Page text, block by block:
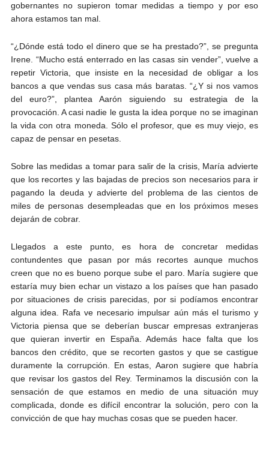
gobernantes no supieron tomar medidas a tiempo y por eso
ahora estamos tan mal.
“¿Dónde está todo el dinero que se ha prestado?”, se pregunta
Irene. “Mucho está enterrado en las casas sin vender”, vuelve a
repetir Victoria, que insiste en la necesidad de obligar a los
bancos a que vendas sus casa más baratas. “¿Y si nos vamos
del euro?”, plantea Aarón siguiendo su estrategia de la
provocación. A casi nadie le gusta la idea porque no se imaginan
la vida con otra moneda. Sólo el profesor, que es muy viejo, es
capaz de pensar en pesetas.
Sobre las medidas a tomar para salir de la crisis, María advierte
que los recortes y las bajadas de precios son necesarios para ir
pagando la deuda y advierte del problema de las cientos de
miles de personas desempleadas que en los próximos meses
dejarán de cobrar.
Llegados a este punto, es hora de concretar medidas
contundentes que pasan por más recortes aunque muchos
creen que no es bueno porque sube el paro. María sugiere que
estaría muy bien echar un vistazo a los países que han pasado
por situaciones de crisis parecidas, por si podíamos encontrar
alguna idea. Rafa ve necesario impulsar aún más el turismo y
Victoria piensa que se deberían buscar empresas extranjeras
que quieran invertir en España. Además hace falta que los
bancos den crédito, que se recorten gastos y que se castigue
duramente la corrupción. En estas, Aaron sugiere que habría
que revisar los gastos del Rey. Terminamos la discusión con la
sensación de que estamos en medio de una situación muy
complicada, donde es difícil encontrar la solución, pero con la
convicción de que hay muchas cosas que se pueden hacer.